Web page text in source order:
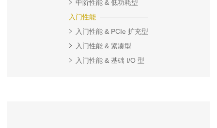
中阶性能 & 低功耗型
入门性能
入门性能 & PCIe 扩充型
入门性能 & 紧凑型
入门性能 & 基础 I/O 型